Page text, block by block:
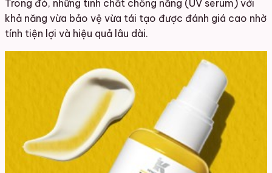
Trong đó, những tinh chất chống nắng (UV serum) với
khả năng vừa bảo vệ vừa tái tạo được đánh giá cao nhờ
tính tiện lợi và hiệu quả lâu dài.